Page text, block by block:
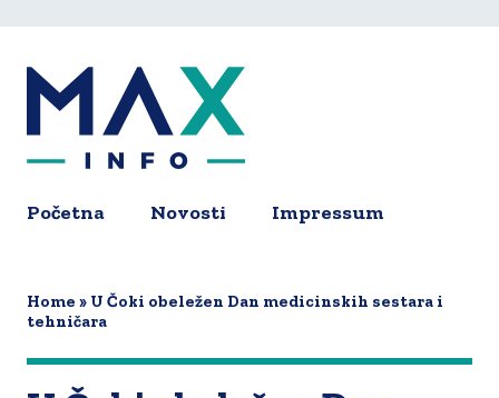
to
content
Početna Novosti Impressum
Home
U Čoki obeležen Dan medicinskih sestara i
tehničara